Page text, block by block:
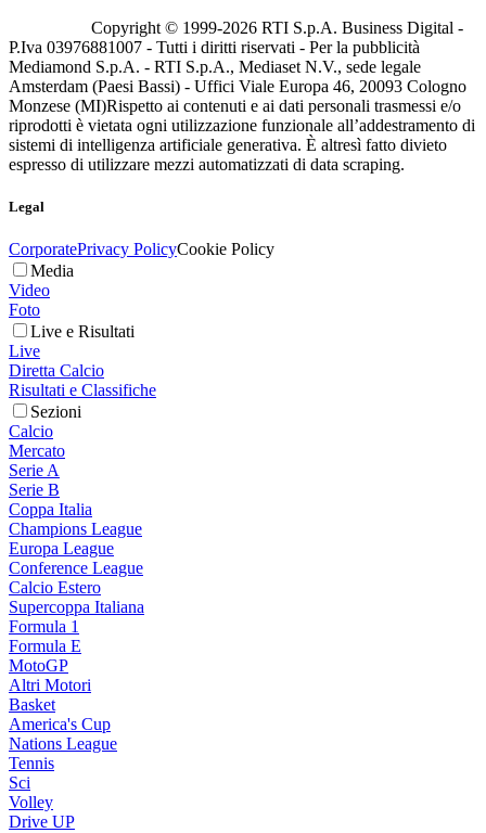
Copyright © 1999-2026 RTI S.p.A. Business Digital -
P.Iva 03976881007 - Tutti i diritti riservati - Per la pubblicità
Mediamond S.p.A. - RTI S.p.A., Mediaset N.V., sede legale
Amsterdam (Paesi Bassi) - Uffici Viale Europa 46, 20093 Cologno
Monzese (MI)Rispetto ai contenuti e ai dati personali trasmessi e/o
riprodotti è vietata ogni utilizzazione funzionale all’addestramento di
sistemi di intelligenza artificiale generativa. È altresì fatto divieto
espresso di utilizzare mezzi automatizzati di data scraping.
Legal
CorporatePrivacy PolicyCookie Policy
Media
Video
Foto
Live e Risultati
Live
Diretta Calcio
Risultati e Classifiche
Sezioni
Calcio
Mercato
Serie A
Serie B
Coppa Italia
Champions League
Europa League
Conference League
Calcio Estero
Supercoppa Italiana
Formula 1
Formula E
MotoGP
Altri Motori
Basket
America's Cup
Nations League
Tennis
Sci
Volley
Drive UP